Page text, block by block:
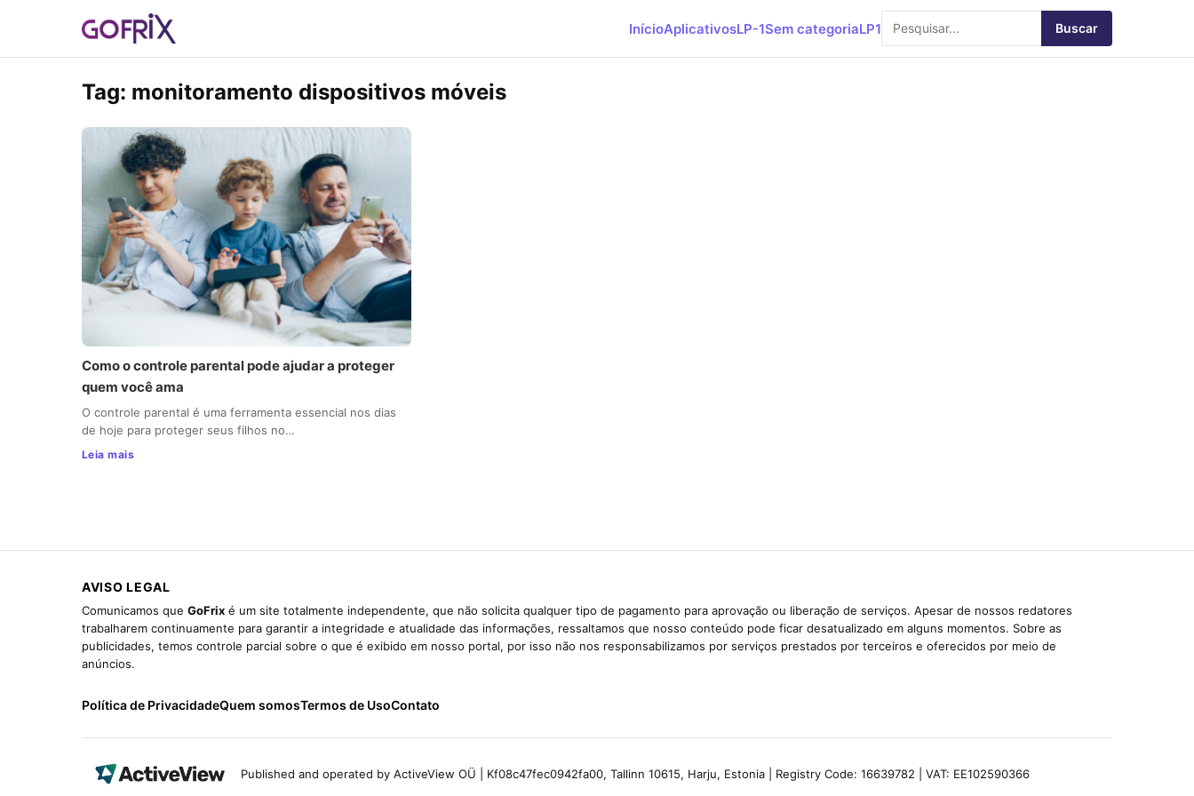
InícioAplicativosLP-1Sem categoriaLP1 Buscar
Tag: monitoramento dispositivos móveis
Como o controle parental pode ajudar a proteger
quem você ama
O controle parental é uma ferramenta essencial nos dias
de hoje para proteger seus filhos no…
Leia mais
AVISO LEGAL
Comunicamos que GoFrix é um site totalmente independente, que não solicita qualquer tipo de pagamento para aprovação ou liberação de serviços. Apesar de nossos redatores
trabalharem continuamente para garantir a integridade e atualidade das informações, ressaltamos que nosso conteúdo pode ficar desatualizado em alguns momentos. Sobre as
publicidades, temos controle parcial sobre o que é exibido em nosso portal, por isso não nos responsabilizamos por serviços prestados por terceiros e oferecidos por meio de
anúncios.
Política de PrivacidadeQuem somosTermos de UsoContato
Published and operated by ActiveView OÜ | Kf08c47fec0942fa00, Tallinn 10615, Harju, Estonia | Registry Code: 16639782 | VAT: EE102590366